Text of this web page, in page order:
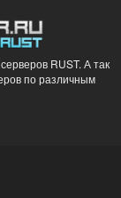
RUST. А так
по различным